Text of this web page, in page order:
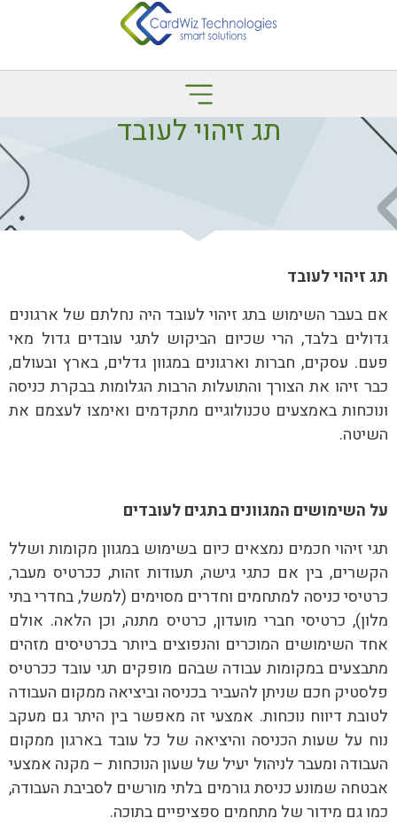
תג זיהוי לעובד
תג זיהוי לעובד
אם בעבר השימוש בתג זיהוי לעובד היה נחלתם של ארגונים
גדולים בלבד, הרי שכיום הביקוש לתגי עובדים גדול מאי
פעם. עסקים, חברות וארגונים במגוון גדלים, בארץ ובעולם,
כבר זיהו את הצורך והתועלות הרבות הגלומות בבקרת כניסה
ונוכחות באמצעים טכנולוגיים מתקדמים ואימצו לעצמם את
השיטה.
על השימושים המגוונים בתגים לעובדים
תגי זיהוי חכמים נמצאים כיום בשימוש במגוון מקומות ושלל
הקשרים, בין אם כתגי גישה, תעודות זהות, ככרטיס מעבר,
כרטיסי כניסה למתחמים וחדרים מסוימים (למשל, בחדרי בתי
מלון), כרטיסי חברי מועדון, כרטיס מתנה, וכן הלאה. אולם
אחד השימושים המוכרים והנפוצים ביותר בכרטיסים מזהים
מתבצעים במקומות עבודה שבהם מופקים תגי עובד ככרטיס
פלסטיק חכם שניתן להעביר בכניסה וביציאה ממקום העבודה
לטובת דיווח נוכחות. אמצעי זה מאפשר בין היתר גם מעקב
נוח על שעות הכניסה והיציאה של כל עובד בארגון ממקום
העבודה ומעבר לניהול יעיל של שעון הנוכחות – מקנה אמצעי
אבטחה שמונע כניסת גורמים בלתי מורשים לסביבת העבודה,
כמו גם מידור של מתחמים ספציפיים בתוכה.